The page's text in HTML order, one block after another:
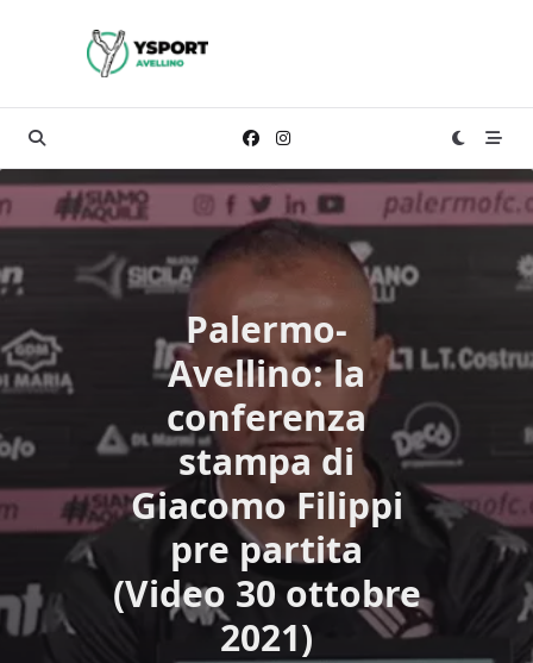
Palermo-
Avellino: la
conferenza
stampa di
Giacomo Filippi
pre partita
(Video 30 ottobre
2021)